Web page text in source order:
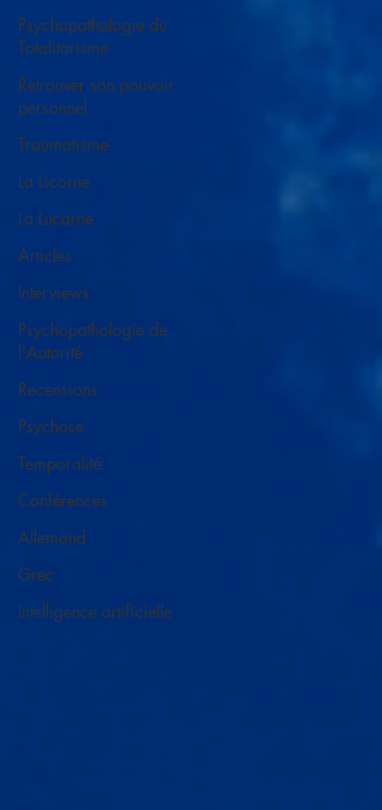
Psychopathologie du
Totalitarisme
Retrouver son pouvoir
personnel
Traumatisme
La Licorne
La Lucarne
Articles
Interviews
Psychopathologie de
l'Autorité
Recensions
Psychose
Temporalité
Conférences
Allemand
Grec
Intelligence artificielle